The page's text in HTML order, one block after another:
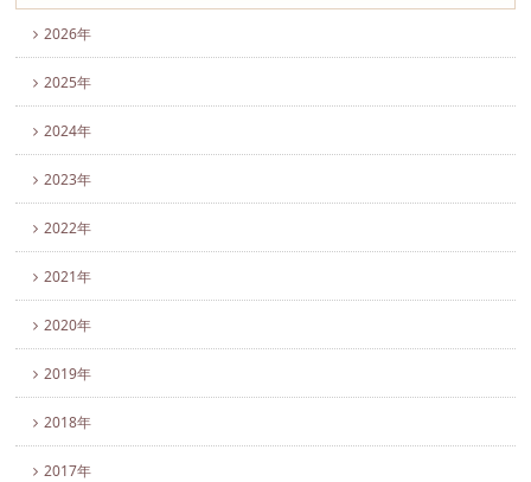
2026年
2025年
2024年
2023年
2022年
2021年
2020年
2019年
2018年
2017年